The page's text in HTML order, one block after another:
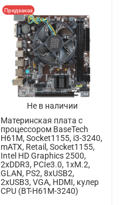
Не в наличии
Предзаказ
Материнская плата с
процессором BaseTech
H61M, Socket1155, i3-3240,
mATX, Retail, Socket1155,
Intel HD Graphics 2500,
2xDDR3, PCIe3.0, 1xM.2,
GLAN, PS2, 8xUSB2,
2xUSB3, VGA, HDMI, кулер
CPU (BT-H61M-3240)